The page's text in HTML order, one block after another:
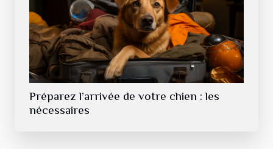
Préparez l’arrivée de votre chien : les
nécessaires